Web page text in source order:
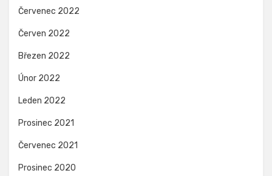
Červenec 2022
Červen 2022
Březen 2022
Únor 2022
Leden 2022
Prosinec 2021
Červenec 2021
Prosinec 2020